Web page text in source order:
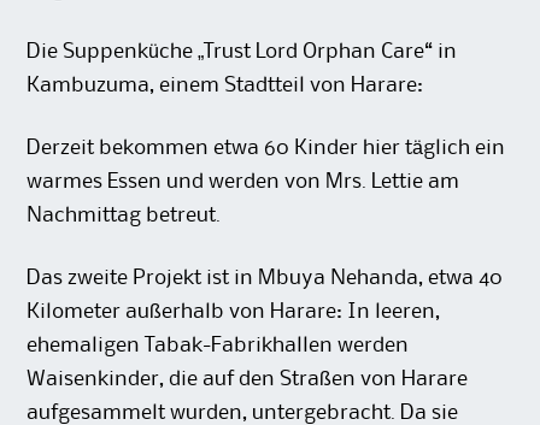
Die Suppenküche „Trust Lord Orphan Care“ in
Kambuzuma, einem Stadtteil von Harare:
Derzeit bekommen etwa 60 Kinder hier täglich ein
warmes Essen und werden von Mrs. Lettie am
Nachmittag betreut.
Das zweite Projekt ist in Mbuya Nehanda, etwa 40
Kilometer außerhalb von Harare: In leeren,
ehemaligen Tabak-Fabrikhallen werden
Waisenkinder, die auf den Straßen von Harare
aufgesammelt wurden, untergebracht. Da sie